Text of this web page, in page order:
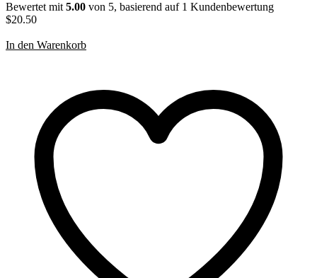
Bewertet mit 5.00 von 5, basierend auf 1 Kundenbewertung
$20.50
In den Warenkorb